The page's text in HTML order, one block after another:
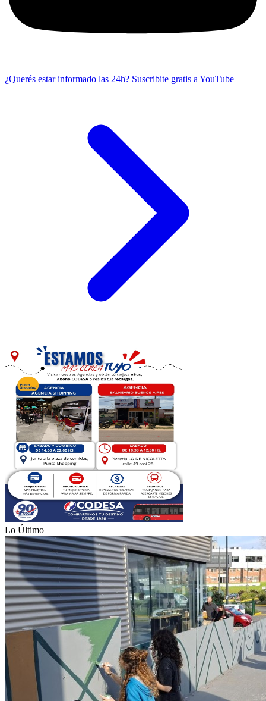
¿Querés estar informado las 24h? Suscribite gratis a YouTube
Lo Último